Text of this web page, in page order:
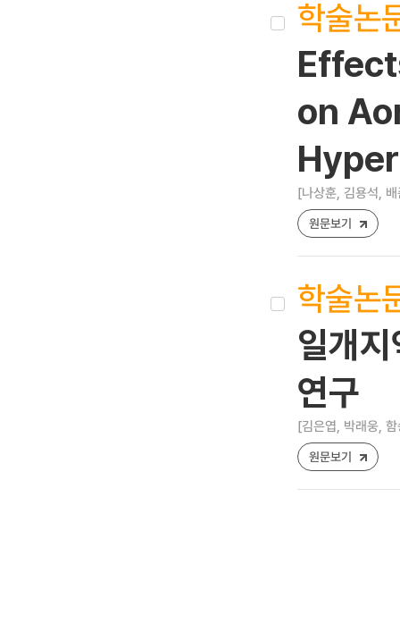
학술논
on
[나상훈, 김용석,
원문보기
학술논
일개
연구
[김은엽, 박래웅,
원문보기